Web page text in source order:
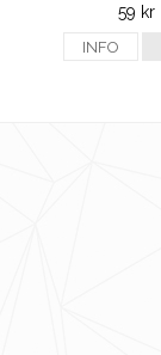
59 kr
INFO